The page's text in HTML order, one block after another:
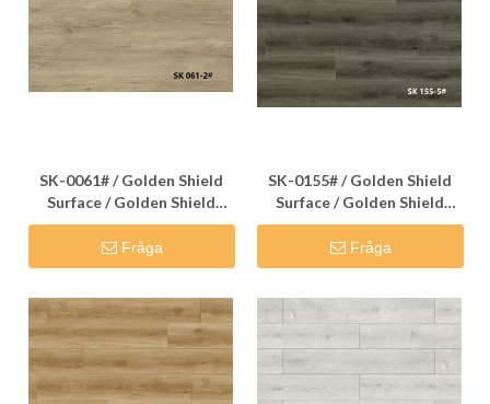
SK-0061# / Golden Shield
Surface / Golden Shield
Flooring
Fråga
SK-0155# / Golden Shield
Surface / Golden Shield
Flooring
Fråga